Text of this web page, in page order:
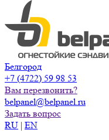
Белгород
+7 (4722) 59 98 53
Вам перезвонить?
belpanel@belpanel.ru
Задать вопрос
RU | EN